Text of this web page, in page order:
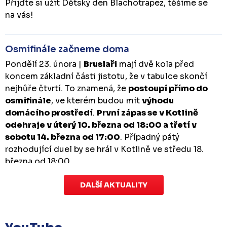
Přijďte si užít Dětský den Blachotrapez, těšíme se
na vás!
Osmifinále začneme doma
Pondělí 23. února | Bruslaři mají dvě kola před
koncem základní části jistotu, že v tabulce skončí
nejhůře čtvrtí. To znamená, že postoupí přímo do
osmifinále, ve kterém budou mítvýhodu
domácího prostředí. První zápas se v Kotlině
odehraje v úterý 10. března od 18:00 a třetí v
sobotu 14. března od 17:00. Případný pátý
rozhodující duel by se hrál v Kotlině ve středu 18.
března od 18:00.
Zápas dorostu je odložen
které se mělo odehrát v pátek 30. ledna ve 14:15,
DALŠÍ AKTUALITY